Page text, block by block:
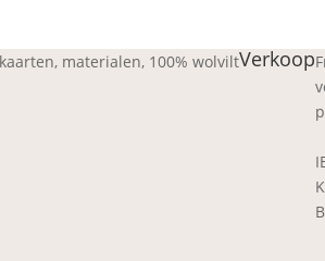
materialen, 100% wolviltVerkoop